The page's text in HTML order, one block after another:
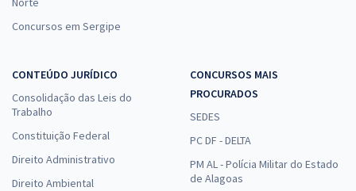
Concursos em Sergipe
CONTEÚDO JURÍDICO
Consolidação das Leis do
Trabalho
Constituição Federal
Direito Administrativo
Direito Ambiental
CONCURSOS MAIS
PROCURADOS
SEDES
PC DF - DELTA
PM AL - Polícia Militar do Estado
de Alagoas